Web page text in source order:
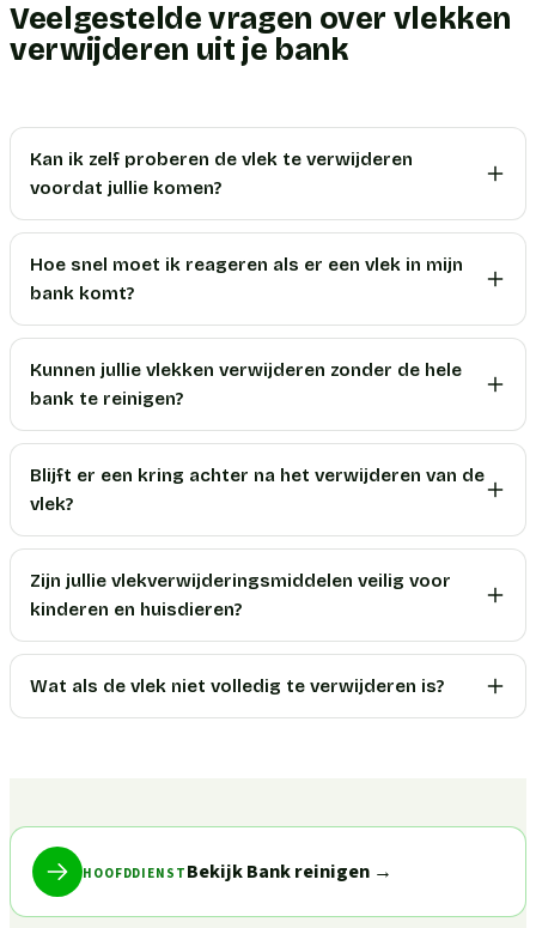
Veelgestelde vragen over vlekken
verwijderen uit je bank
Kan ik zelf proberen de vlek te verwijderen
voordat jullie komen?
Hoe snel moet ik reageren als er een vlek in mijn
bank komt?
Kunnen jullie vlekken verwijderen zonder de hele
bank te reinigen?
Blijft er een kring achter na het verwijderen van de
vlek?
Zijn jullie vlekverwijderingsmiddelen veilig voor
kinderen en huisdieren?
Wat als de vlek niet volledig te verwijderen is?
HOOFDDIENST Bekijk Bank reinigen→